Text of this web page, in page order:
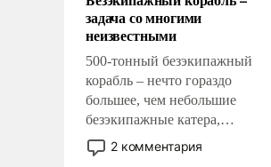
адаптироваться.
задача со многими
неизвестными
500-тонный безэкипажный
корабль – нечто гораздо
большее, чем небольшие
безэкипажные катера,
применение которых уже
стало обыденностью. Задача по
2 комментария